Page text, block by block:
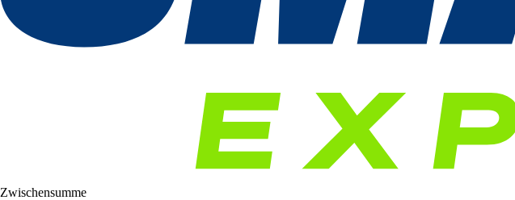
Zwischensumme